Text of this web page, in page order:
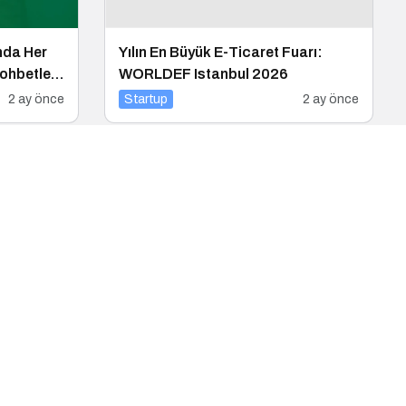
Her
2 ay önce
Yılın En Büyük E-Ticaret Fuarı:
WORLDEF Istanbul 2026
Startup 2 ay önce